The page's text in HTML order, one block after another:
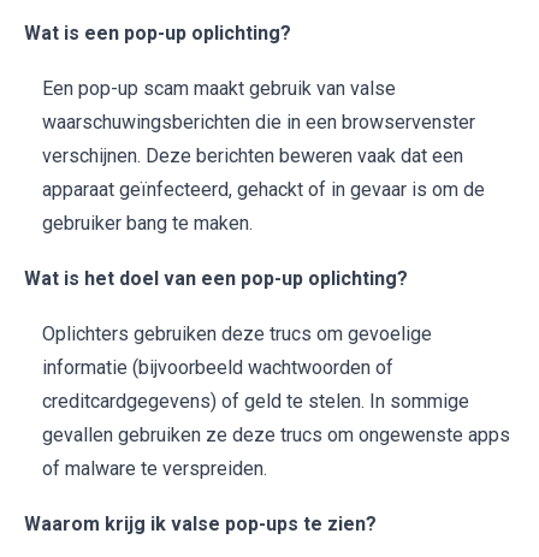
Wat is een pop-up oplichting?
Een pop-up scam maakt gebruik van valse
waarschuwingsberichten die in een browservenster
verschijnen. Deze berichten beweren vaak dat een
apparaat geïnfecteerd, gehackt of in gevaar is om de
gebruiker bang te maken.
Wat is het doel van een pop-up oplichting?
Oplichters gebruiken deze trucs om gevoelige
informatie (bijvoorbeeld wachtwoorden of
creditcardgegevens) of geld te stelen. In sommige
gevallen gebruiken ze deze trucs om ongewenste apps
of malware te verspreiden.
Waarom krijg ik valse pop-ups te zien?